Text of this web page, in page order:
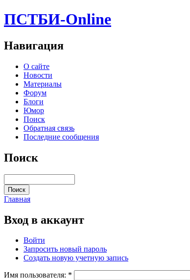
ПСТБИ-Online
Навигация
О сайте
Новости
Материалы
Форум
Блоги
Юмор
Поиск
Обратная связь
Последние сообщения
Поиск
Главная
Вход в аккаунт
Войти
Запросить новый пароль
Создать новую учетную запись
Имя пользователя: *